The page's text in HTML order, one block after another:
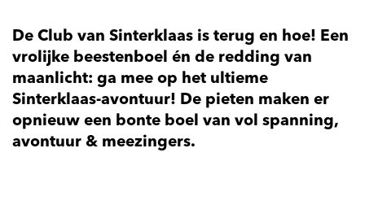
De Club van Sinterklaas is terug en hoe! Een
vrolijke beestenboel én de redding van
maanlicht: ga mee op het ultieme
Sinterklaas-avontuur! De pieten maken er
opnieuw een bonte boel van vol spanning,
avontuur & meezingers.